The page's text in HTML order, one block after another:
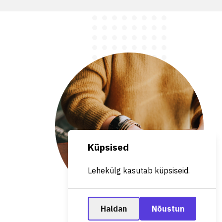
Küpsised
Lehekülg kasutab küpsiseid.
Haldan Nõustun